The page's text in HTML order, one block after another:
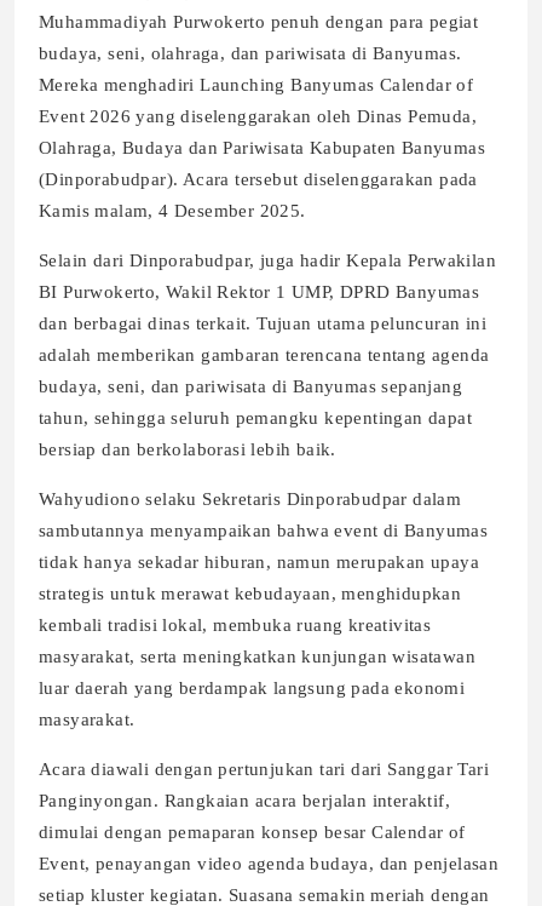
Muhammadiyah Purwokerto penuh dengan para pegiat
budaya, seni, olahraga, dan pariwisata di Banyumas.
Mereka menghadiri Launching Banyumas Calendar of
Event 2026 yang diselenggarakan oleh Dinas Pemuda,
Olahraga, Budaya dan Pariwisata Kabupaten Banyumas
(Dinporabudpar). Acara tersebut diselenggarakan pada
Kamis malam, 4 Desember 2025.
Selain dari Dinporabudpar, juga hadir Kepala Perwakilan
BI Purwokerto, Wakil Rektor 1 UMP, DPRD Banyumas
dan berbagai dinas terkait. Tujuan utama peluncuran ini
adalah memberikan gambaran terencana tentang agenda
budaya, seni, dan pariwisata di Banyumas sepanjang
tahun, sehingga seluruh pemangku kepentingan dapat
bersiap dan berkolaborasi lebih baik.
Wahyudiono selaku Sekretaris Dinporabudpar dalam
sambutannya menyampaikan bahwa event di Banyumas
tidak hanya sekadar hiburan, namun merupakan upaya
strategis untuk merawat kebudayaan, menghidupkan
kembali tradisi lokal, membuka ruang kreativitas
masyarakat, serta meningkatkan kunjungan wisatawan
luar daerah yang berdampak langsung pada ekonomi
masyarakat.
Acara diawali dengan pertunjukan tari dari Sanggar Tari
Panginyongan. Rangkaian acara berjalan interaktif,
dimulai dengan pemaparan konsep besar Calendar of
Event, penayangan video agenda budaya, dan penjelasan
setiap kluster kegiatan. Suasana semakin meriah dengan